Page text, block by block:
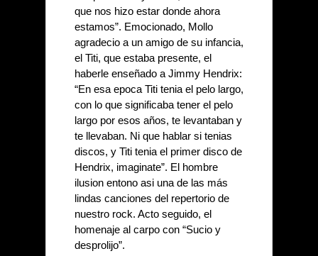
que nos hizo estar donde ahora
estamos”. Emocionado, Mollo
agradecio a un amigo de su infancia,
el Titi, que estaba presente, el
haberle enseñado a Jimmy Hendrix:
“En esa epoca Titi tenia el pelo largo,
con lo que significaba tener el pelo
largo por esos años, te levantaban y
te llevaban. Ni que hablar si tenias
discos, y Titi tenia el primer disco de
Hendrix, imaginate”. El hombre
ilusion entono asi una de las más
lindas canciones del repertorio de
nuestro rock. Acto seguido, el
homenaje al carpo con “Sucio y
desprolijo”.